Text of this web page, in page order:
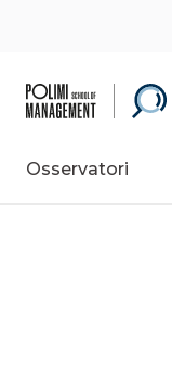
Osservatori